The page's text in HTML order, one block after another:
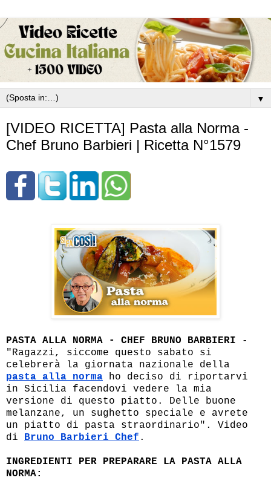
▼
[VIDEO RICETTA] Pasta alla Norma -
Chef Bruno Barbieri | Ricetta N°1579
PASTA ALLA NORMA - CHEF BRUNO BARBIERI -
"Ragazzi, siccome questo sabato si
celebrerà la giornata nazionale della
pasta alla norma ho deciso di riportarvi
in Sicilia facendovi vedere la mia
versione di questo piatto. Delle buone
melanzane, un sughetto speciale e avrete
un piatto di pasta straordinario". Video
di Bruno Barbieri Chef .
INGREDIENTI PER PREPARARE LA PASTA ALLA
NORMA: